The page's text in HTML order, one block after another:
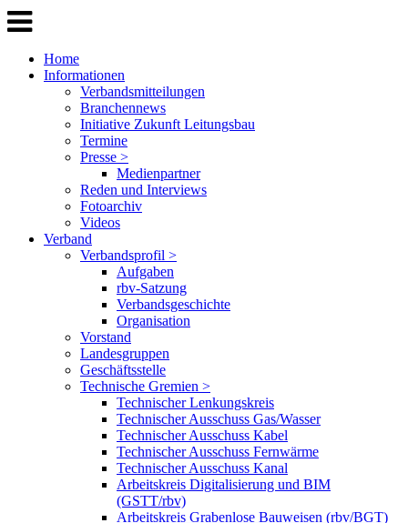
Home
Informationen
Verbandsmitteilungen
Branchennews
Initiative Zukunft Leitungsbau
Termine
Presse >
Medienpartner
Reden und Interviews
Fotoarchiv
Videos
Verband
Verbandsprofil >
Aufgaben
rbv-Satzung
Verbandsgeschichte
Organisation
Vorstand
Landesgruppen
Geschäftsstelle
Technische Gremien >
Technischer Lenkungskreis
Technischer Ausschuss Gas/Wasser
Technischer Ausschuss Kabel
Technischer Ausschuss Fernwärme
Technischer Ausschuss Kanal
Arbeitskreis Digitalisierung und BIM
(GSTT/rbv)
Arbeitskreis Grabenlose Bauweisen (rbv/BGT)